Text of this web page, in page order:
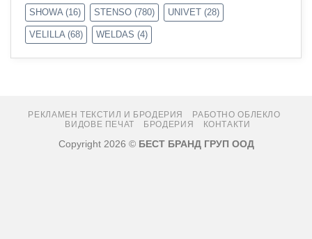
SHOWA (16) STENSO (780) UNIVET (28)
VELILLA (68) WELDAS (4)
РЕКЛАМЕН ТЕКСТИЛ И БРОДЕРИЯ
РАБОТНО ОБЛЕКЛО
ВИДОВЕ ПЕЧАТ
БРОДЕРИЯ КОНТАКТИ
Copyright 2026 © БЕСТ БРАНД ГРУП ООД